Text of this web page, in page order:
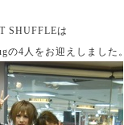
SHUFFLEは
の4 人をお迎えしました。